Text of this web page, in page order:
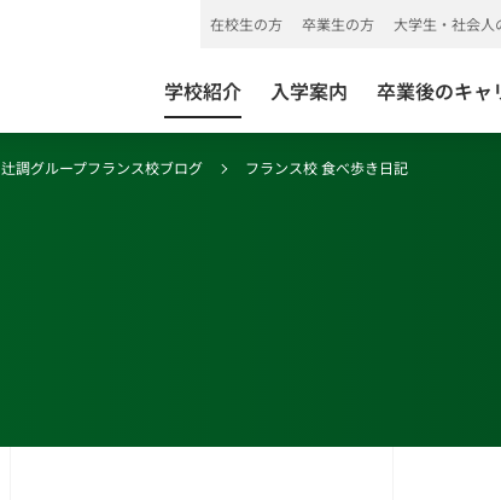
学校紹介 入学案内 卒業後のキャ
在校生の方 卒業生の方 大学生・社会人
辻調グループフランス校ブログ フランス校 食べ歩き日記